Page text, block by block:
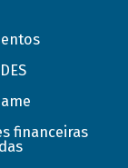
financeiras